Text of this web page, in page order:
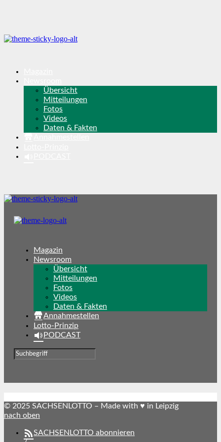
Übersicht
Mitteilungen
Fotos
Videos
Daten & Fakten
Magazin
Newsroom
Übersicht
Mitteilungen
Fotos
Videos
Daten & Fakten
Annahmestellen
Lotto-Prinzip
PODCAST
© 2025 SACHSENLOTTO – Made with ♥ in Leipzig
nach oben
SACHSENLOTTO abonnieren